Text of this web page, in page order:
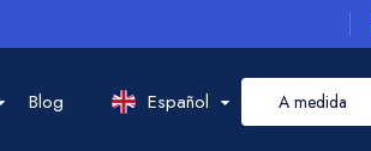
Blog Español A medida